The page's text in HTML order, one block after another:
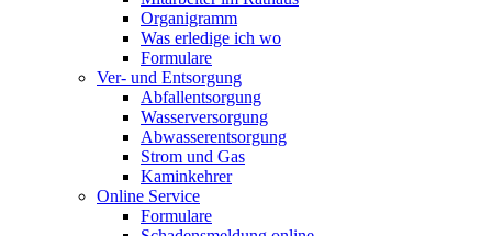
Organigramm
Was erledige ich wo
Formulare
Ver- und Entsorgung
Abfallentsorgung
Wasserversorgung
Abwasserentsorgung
Strom und Gas
Kaminkehrer
Online Service
Formulare